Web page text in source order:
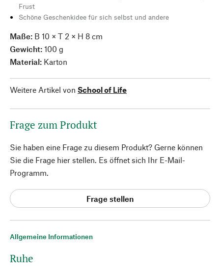
Allgemeine Informationen
Ruhe
Frust
Schöne Geschenkidee für sich selbst und andere
Maße: B 10 × T 2 × H 8 cm
Gewicht: 100 g
Material: Karton
Weitere Artikel von School of Life
Frage zum Produkt
Sie haben eine Frage zu diesem Produkt? Gerne können
Sie die Frage hier stellen. Es öffnet sich Ihr E-Mail-
Programm.
Frage stellen